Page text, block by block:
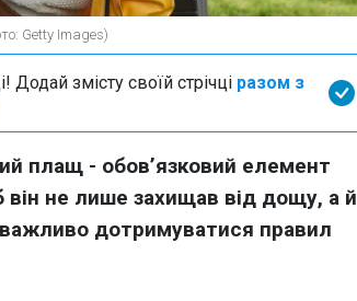
Getty Images)
Додай змісту своїй стрічці разом з
плащ - обов’язковий елемент
він не лише захищав від дощу, а й
дотримуватися правил